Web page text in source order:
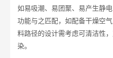
如易吸潮、易团聚、易产生静
功能与之匹配，如配备干燥空
料路径的设计需考虑可清洁性
染。